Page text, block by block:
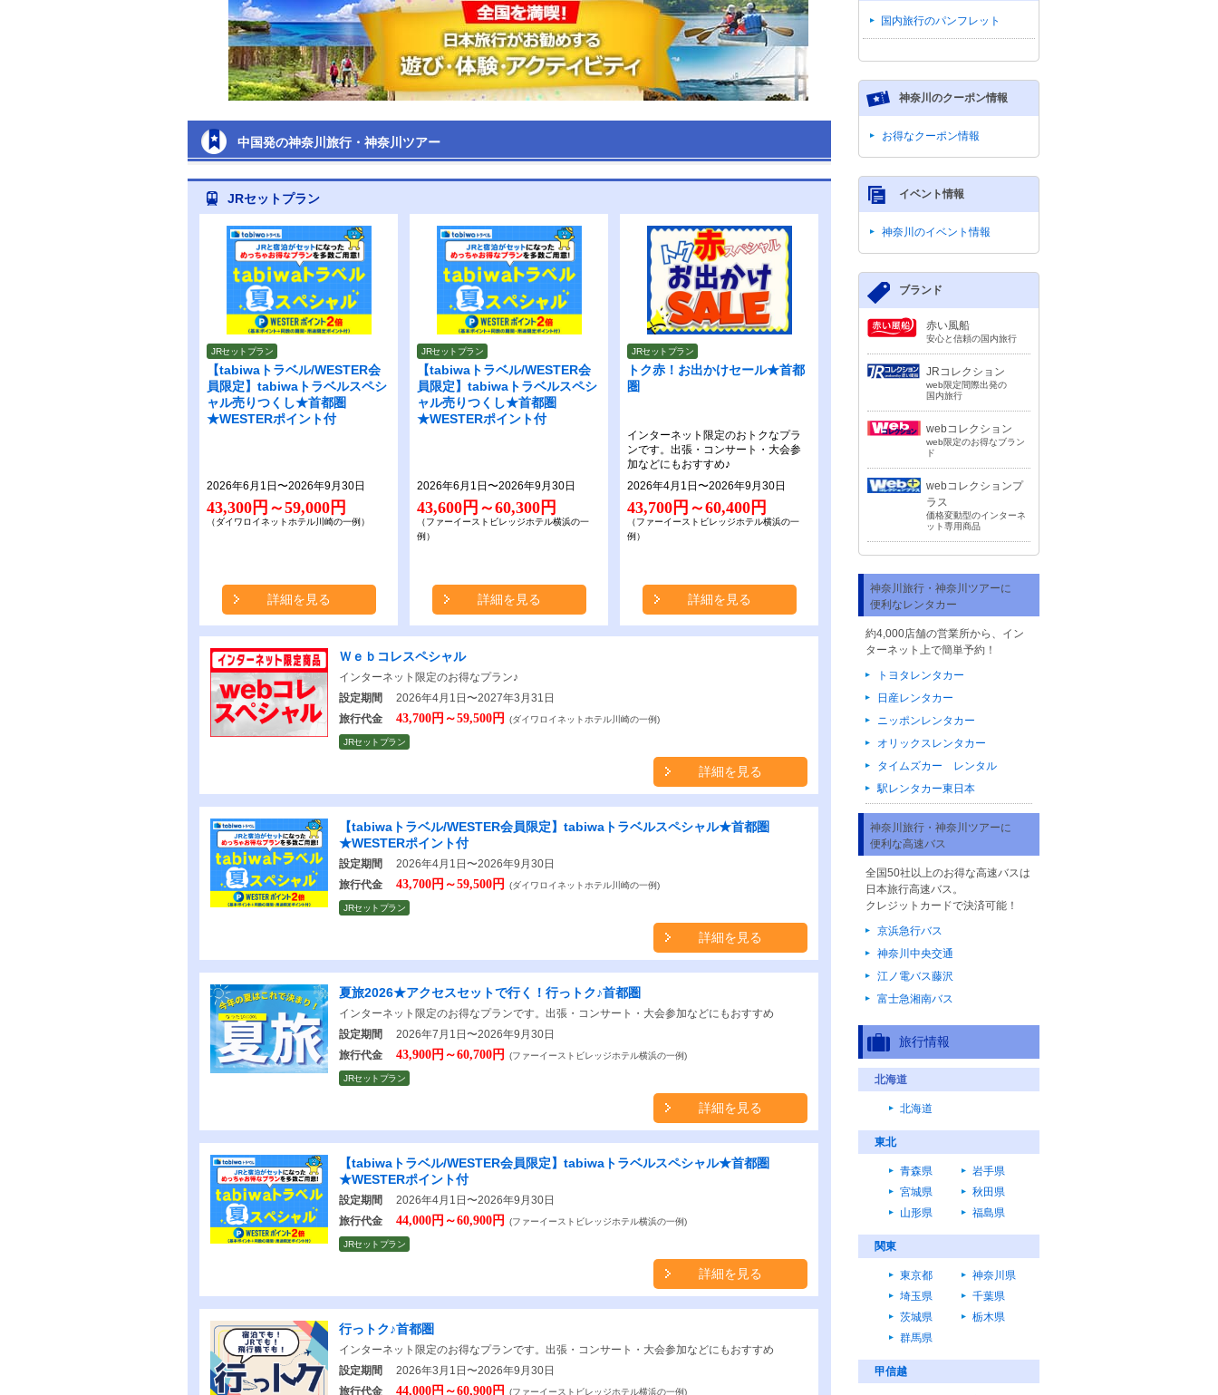
中国発の神奈川旅行・神奈川ツアー
JRセットプラン
JRセットプラン
【tabiwaトラベル/WESTER会
員限定】tabiwaトラベルスペシ
ャル売りつくし★首都圏
★WESTERポイント付
2026年6月1日〜2026年9月30日
43,300円～59,000円
（ダイワロイネットホテル川崎の一例）
詳細を見る
JRセットプラン
【tabiwaトラベル/WESTER会
員限定】tabiwaトラベルスペシ
ャル売りつくし★首都圏
★WESTERポイント付
2026年6月1日〜2026年9月30日
43,600円～60,300円
（ファーイーストビレッジホテル横浜の一
例）
詳細を見る
JRセットプラン
トク赤！お出かけセール★首都
圏
インターネット限定のおトクなプラ
ンです。出張・コンサート・大会参
加などにもおすすめ♪
2026年4月1日〜2026年9月30日
43,700円～60,400円
（ファーイーストビレッジホテル横浜の一
例）
詳細を見る
Ｗｅｂコレスペシャル
インターネット限定のお得なプラン♪
設定期間 2026年4月1日〜2027年3月31日
旅行代金
43,700円～59,500円 (ダイワロイネットホテル川崎の一例)
JRセットプラン
詳細を見る
【tabiwaトラベル/WESTER会員限定】tabiwaトラベルスペシャル★首都圏
★WESTERポイント付
設定期間 2026年4月1日〜2026年9月30日
旅行代金
43,700円～59,500円 (ダイワロイネットホテル川崎の一例)
JRセットプラン
詳細を見る
夏旅2026★アクセスセットで行く！行っトク♪首都圏
インターネット限定のお得なプランです。出張・コンサート・大会参加などにもおすすめ
設定期間 2026年7月1日〜2026年9月30日
旅行代金
43,900円～60,700円 (ファーイーストビレッジホテル横浜の一例)
JRセットプラン
詳細を見る
【tabiwaトラベル/WESTER会員限定】tabiwaトラベルスペシャル★首都圏
★WESTERポイント付
設定期間 2026年4月1日〜2026年9月30日
旅行代金
44,000円～60,900円 (ファーイーストビレッジホテル横浜の一例)
JRセットプラン
詳細を見る
行っトク♪首都圏
インターネット限定のお得なプランです。出張・コンサート・大会参加などにもおすすめ
設定期間 2026年3月1日〜2026年9月30日
旅行代金
44,000円～60,900円 (ファーイーストビレッジホテル横浜の一例)
国内旅行のパンフレット
神奈川のクーポン情報
お得なクーポン情報
イベント情報
神奈川のイベント情報
ブランド
赤い風船
安心と信頼の国内旅行
JRコレクション
web限定間際出発の
国内旅行
webコレクション
web限定のお得なブラン
ド
webコレクションプ
ラス
価格変動型のインターネ
ット専用商品
神奈川旅行・神奈川ツアーに
便利なレンタカー
約4,000店舗の営業所から、イン
ターネット上で簡単予約！
トヨタレンタカー
日産レンタカー
ニッポンレンタカー
オリックスレンタカー
タイムズカー レンタル
駅レンタカー東日本
神奈川旅行・神奈川ツアーに
便利な高速バス
全国50社以上のお得な高速バスは
日本旅行高速バス。
クレジットカードで決済可能！
京浜急行バス
神奈川中央交通
江ノ電バス藤沢
富士急湘南バス
旅行情報
北海道
北海道
東北
青森県
岩手県
宮城県
秋田県
山形県
福島県
関東
東京都
神奈川県
埼玉県
千葉県
茨城県
栃木県
群馬県
甲信越